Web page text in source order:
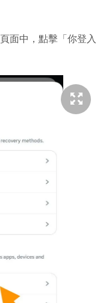
面中，點擊「你登入